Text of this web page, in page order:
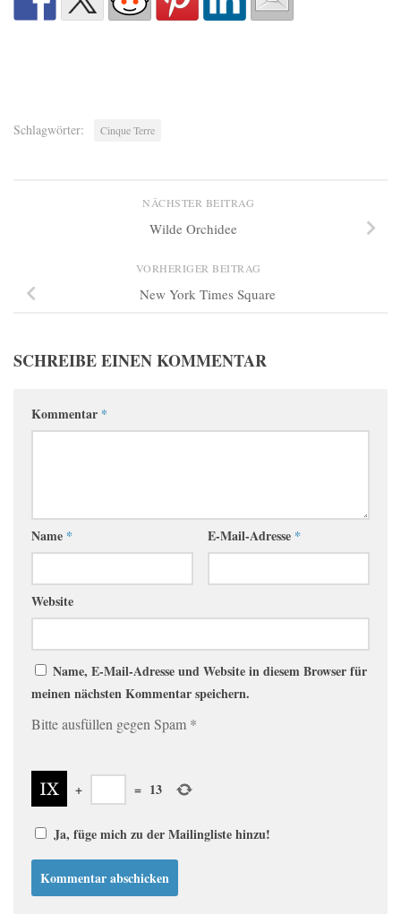
Schlagwörter: Cinque Terre
NÄCHSTER BEITRAG
Wilde Orchidee
VORHERIGER BEITRAG
New York Times Square
SCHREIBE EINEN KOMMENTAR
Kommentar *
Name * E-Mail-Adresse *
Website
Name, E-Mail-Adresse und Website in diesem Browser für
meinen nächsten Kommentar speichern.
Bitte ausfüllen gegen Spam *
+ = 13
Ja, füge mich zu der Mailingliste hinzu!